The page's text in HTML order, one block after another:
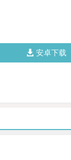
安卓下载